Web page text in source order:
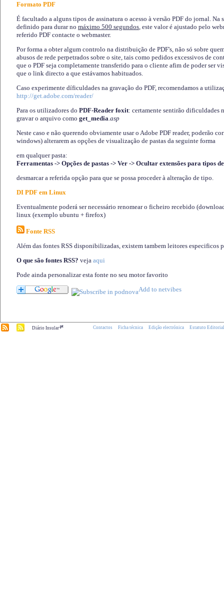
Formato PDF
É facultado a alguns tipos de assinatura o acesso à versão PDF do jornal. Na
definido para durar no máximo 500 segundos, este valor é ajustado pelo
referido PDF contacte o webmaster.
Por forma a obter algum controlo na distribuição de PDF's, não só sobre
abusos de rede perpetrados sobre o site, tais como pedidos excessivos de
que o PDF seja completamente transferido para o cliente afim de poder ser
que o link directo a que estávamos habituados.
Caso experimente díficuldades na gravação do PDF, recomendamos a
http://get.adobe.com/reader/
Para os utilizadores do PDF-Reader foxit: certamente sentirão dificuldades
gravar o arquivo como get_media.asp
Neste caso e não querendo obviamente usar o Adobe PDF reader, poderão
windows) alterarem as opções de visualização de pastas da seguinte forma
em qualquer pasta:
Ferramentas -> Opções de pastas -> Ver -> Ocultar extensões para tipos
desmarcar a referida opção para que se possa proceder à alteração de tipo.
DI PDF em Linux
Eventualmente poderá ser necessário renomear o ficheiro recebido
linux (exemplo ubuntu + firefox)
Fonte RSS
Além das fontes RSS disponibilizadas, existem tambem leitores especificos
O que são fontes RSS? veja aqui
Pode ainda personalizar esta fonte no seu motor favorito
Diário Insular.pt Contactos Ficha técnica Edição electrónica Estatuto Editorial